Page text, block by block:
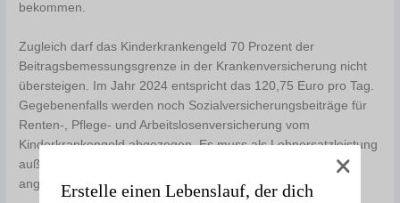
bekommen.
Zugleich darf das Kinderkrankengeld 70 Prozent der
Beitragsbemessungsgrenze in der Krankenversicherung nicht
übersteigen. Im Jahr 2024 entspricht das 120,75 Euro pro Tag.
Gegebenenfalls werden noch Sozialversicherungsbeiträge für
Renten-, Pflege- und Arbeitslosenversicherung vom
Kinderkrankengeld abgezogen. Es muss als Lohnersatzleistung
außerdem versteuert und somit in der Steuererklärung
angegeben werden.
Erstelle einen Lebenslauf, der dich